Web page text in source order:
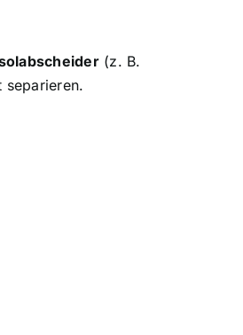
(z. B.
separieren.